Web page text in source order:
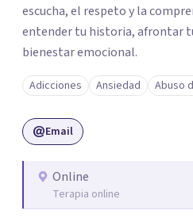
escucha, el respeto y la
entender tu historia, afrontar
bienestar emocional.
Adicciones Ansiedad Abuso
Email
Online
Terapia online